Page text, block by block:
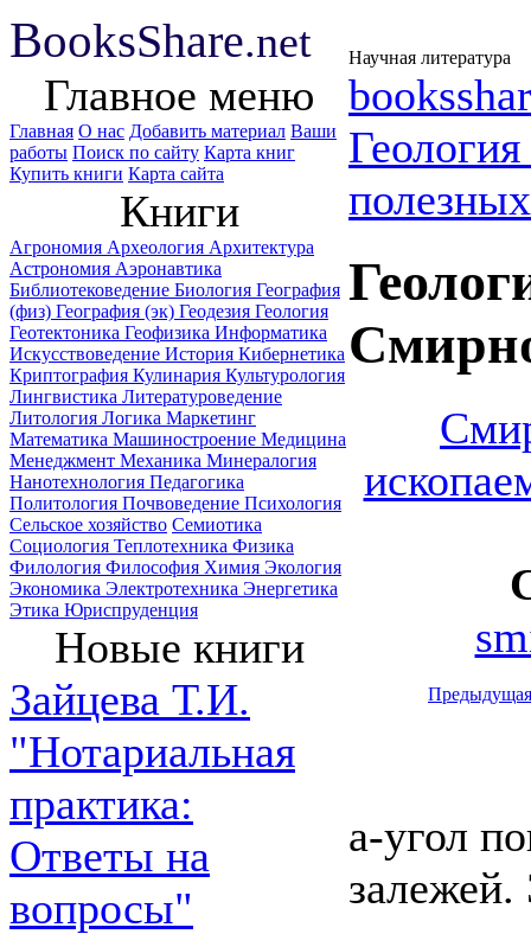
BooksShare.net Научная литература
Главное меню
Главная О нас Добавить материал Ваши
работы Поиск по сайту Карта книг
Купить книги Карта сайта
Книги
Агрономия Археология Архитектура
Астрономия Аэронавтика
Библиотековедение Биология География
(физ) География (эк) Геодезия Геология
Геотектоника Геофизика Информатика
Искусствоведение История Кибернетика
Криптография Кулинария Культурология
Лингвистика Литературоведение
Литология Логика Маркетинг
Математика Машиностроение Медицина
Менеджмент Механика Минералогия
Нанотехнология Педагогика
Политология Почвоведение Психология
Сельское хозяйство Семиотика
Социология Теплотехника Физика
Филология Философия Химия Экология
Экономика Электротехника Энергетика
Этика Юриспруденция
Новые книги
Зайцева Т.И.
"Нотариальная
практика:
Ответы на
вопросы"
Геология
Предыдущая
а-угол
залежей.